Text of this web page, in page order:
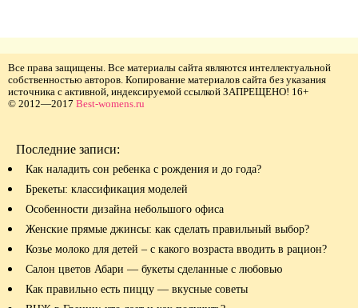
Все права защищены. Все материалы сайта являются интеллектуальной
собственностью авторов. Копирование материалов сайта без указания
источника с активной, индексируемой ссылкой ЗАПРЕЩЕНО! 16+
© 2012—2017 Best-womens.ru
Последние записи:
Как наладить сон ребенка с рождения и до года?
Брекеты: классификация моделей
Особенности дизайна небольшого офиса
Женские прямые джинсы: как сделать правильный выбор?
Козье молоко для детей – с какого возраста вводить в рацион?
Салон цветов Абари — букеты сделанные с любовью
Как правильно есть пиццу — вкусные советы